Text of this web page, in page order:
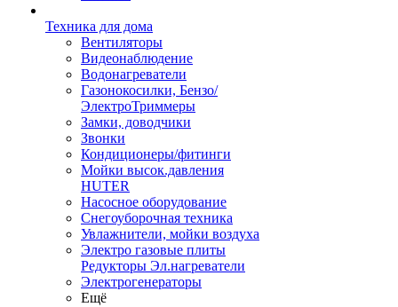
Техника для дома
Вентиляторы
Видеонаблюдение
Водонагреватели
Газонокосилки, Бензо/
ЭлектроТриммеры
Замки, доводчики
Звонки
Кондиционеры/фитинги
Мойки высок.давления
HUTER
Насосное оборудование
Снегоуборочная техника
Увлажнители, мойки воздуха
Электро газовые плиты
Редукторы Эл.нагреватели
Электрогенераторы
Ещё